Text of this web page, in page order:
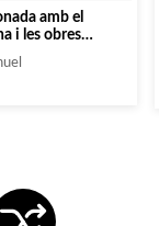
amb el
i les obres